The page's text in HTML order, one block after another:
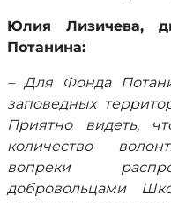
Юлия Лизичева,
Потанина:
– Для Фонда
заповедных
Приятно видеть,
количество
вопреки
добровольцами